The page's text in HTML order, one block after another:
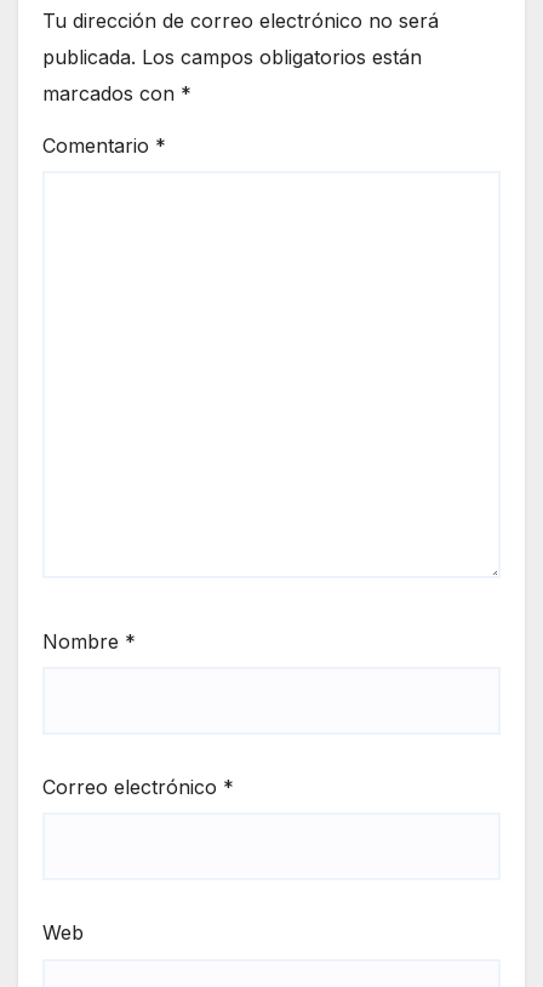
Tu dirección de correo electrónico no será
publicada. Los campos obligatorios están
marcados con *
Comentario *
Nombre *
Correo electrónico *
Web